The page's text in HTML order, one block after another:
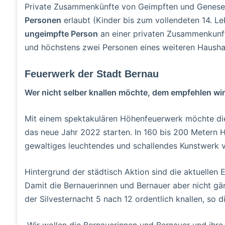
Private Zusammenkünfte von Geimpften und
Personen erlaubt (Kinder bis zum vollendeten 14.
ungeimpfte Person an einer privaten
und höchstens zwei Personen eines weiteren
Feuerwerk der Stadt Bernau
Wer nicht selber knallen möchte, dem empfehlen
Mit einem spektakulären Höhenfeuerwerk möchte
das neue Jahr 2022 starten. In 160 bis 200 Metern
gewaltiges leuchtendes und schallendes Kunstwerk
Hintergrund der städtisch Aktion sind die aktuellen
Damit die Bernauerinnen und Bernauer aber nicht
der Silvesternacht 5 nach 12 ordentlich knallen, so